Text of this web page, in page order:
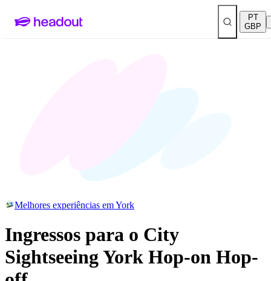
PT
GBP
Melhores experiências em York
Ingressos para o City
Sightseeing York Hop-on Hop-